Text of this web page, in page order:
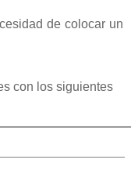
de colocar un
con los siguientes